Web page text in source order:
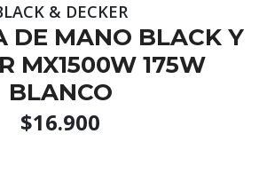
& DECKER
DE MANO BLACK Y
MX1500W 175W
BLANCO
$16.900